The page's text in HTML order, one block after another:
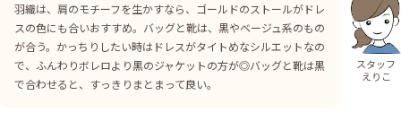
羽織は、肩のモチーフを生かすなら、ゴールドのストールがドレ
スの色にも合いおすすめ。バッグと靴は、黒やベージュ系のもの
が合う。かっちりしたい時はドレスがタイトめなシルエットなの
で、ふんわりボレロより黒のジャケットの方が◎バッグと靴は黒
で合わせると、すっきりまとまって良い。
スタッフ
えりこ